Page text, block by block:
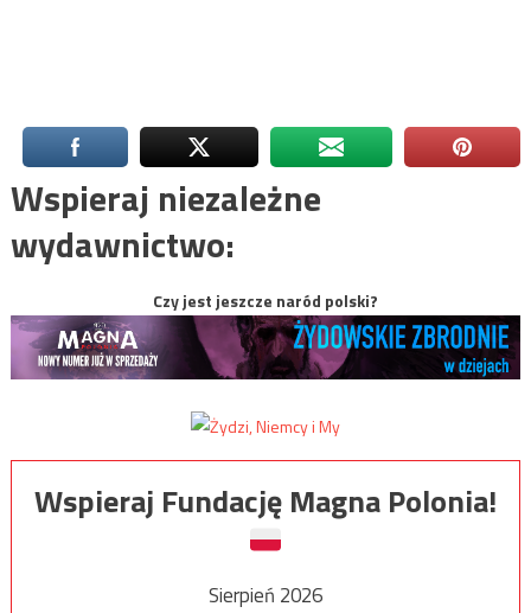
Wspieraj niezależne
wydawnictwo:
Czy jest jeszcze naród polski?
Wspieraj Fundację Magna Polonia!
Sierpień 2026